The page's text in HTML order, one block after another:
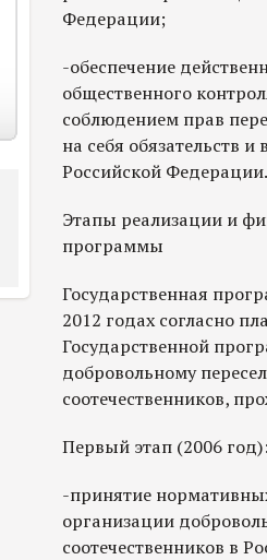
Федерации;
-обеспечение
общественного
соблюдением прав
на себя обязательств
Российской Федерации.
Этапы реализации и
программы
Государственная
2012 годах согласно
Государственной
добровольному
соотечественников,
Первый этап (2006
-принятие
организации
соотечественников в